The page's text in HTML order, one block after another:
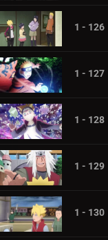
1 - 126
1 - 127
1 - 128
1 - 129
1 - 130